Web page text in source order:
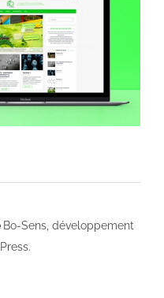
Bo-Sens, développement